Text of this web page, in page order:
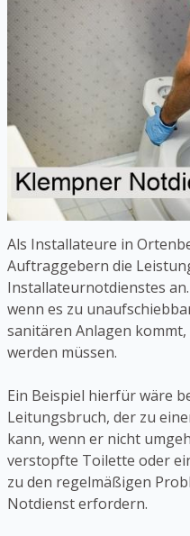
Als Installateure in
Auftraggebern die
Installateurnotdienstes
wenn es zu
sanitären Anlagen
werden müssen.
Ein Beispiel hierfür wäre
Leitungsbruch, der zu
kann, wenn er nicht
verstopfte Toilette oder
zu den regelmäßigen
Notdienst erfordern.